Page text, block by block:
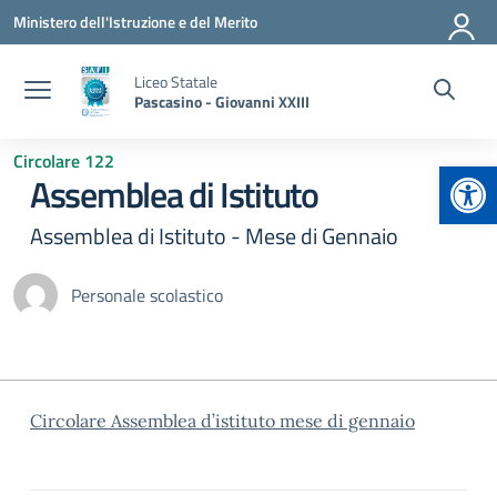
Vai ai contenuti
Vai al menu di navigazione
Vai al footer
Ministero dell'Istruzione e del Merito
Liceo Statale
Pascasino - Giovanni XXIII
Circolare 122
Assemblea di Istituto
Assemblea di Istituto - Mese di Gennaio
Personale scolastico
Circolare Assemblea d’istituto mese di gennaio